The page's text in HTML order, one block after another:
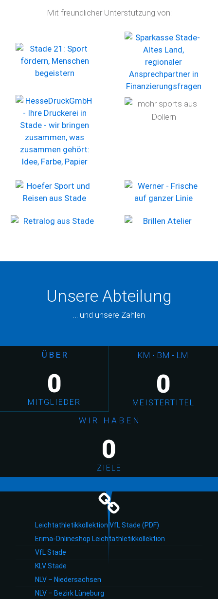
Mit freundlicher Unterstützung von:
Unsere Abteilung
… und unsere Zahlen
Ü B E R
0
MITGLIEDER
KM • BM • LM
0
MEISTERTITEL
W I R H A B E N
0
ZIELE
Leichtathletikkollektion VfL Stade (PDF)
Erima-Onlineshop Leichtathletikkollektion
VfL Stade
KLV Stade
NLV – Niedersachsen
NLV – Bezirk Lüneburg